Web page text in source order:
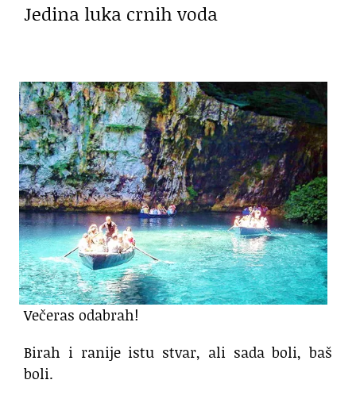
Jedina luka crnih voda
Večeras odabrah!
Birah i ranije istu stvar, ali sada boli, baš
boli.